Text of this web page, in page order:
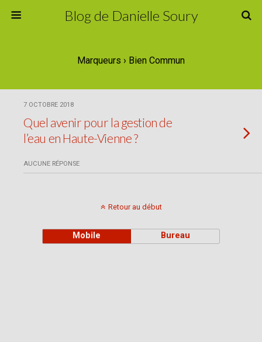
Blog de Danielle Soury
Marqueurs › Bien Commun
7 OCTOBRE 2018
Quel avenir pour la gestion de
l’eau en Haute-Vienne ?
AUCUNE RÉPONSE
Retour au début
Mobile Bureau